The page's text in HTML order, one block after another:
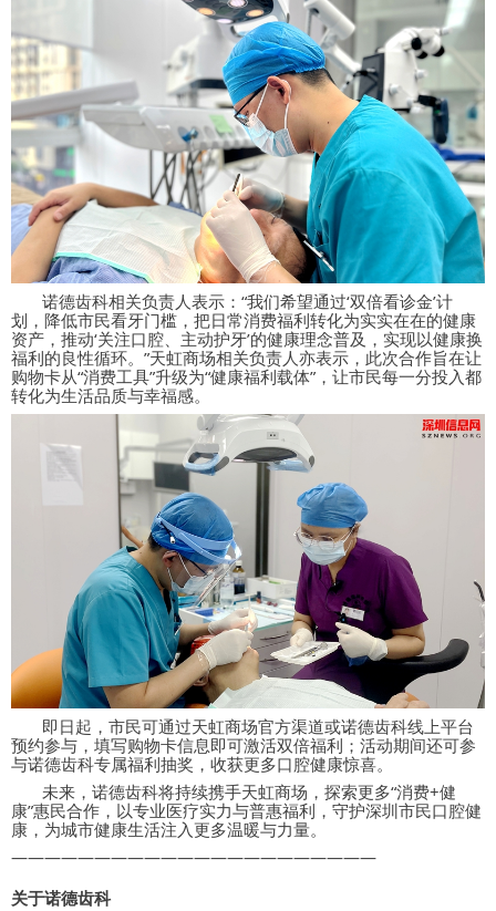
诺德齿科相关负责人表示： “我们希望通过‘双倍看诊金’计
划，降低市民看牙门槛，把日常消费福利转化为实实在在的健康
资产，推动‘关注口腔、主动护牙’的健康理念普及，实现以健康换
福利的良性循环。 ”天虹商场相关负责人亦表示，此次合作旨在让
购物卡从“消费工具”升级为“健康福利载体” ，让市民每一分投入都
转化为生活品质与幸福感。
即日起，市民可通过天虹商场官方渠道或诺德齿科线上平台
预约参与，填写购物卡信息即可激活双倍福利；活动期间还可参
与诺德齿科专属福利抽奖，收获更多口腔健康惊喜。
未来，诺德齿科将持续携手天虹商场，探索更多“消费+健
康”惠民合作，以专业医疗实力与普惠福利，守护深圳市民口腔健
康，为城市健康生活注入更多温暖与力量。
——————————————————————
关于诺德齿科